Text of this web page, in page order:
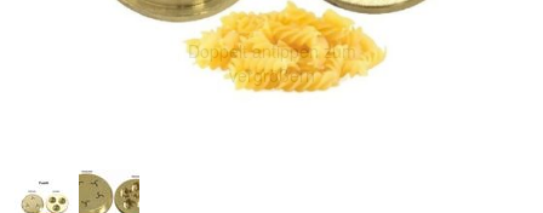
Doppelt antippen zum
vergrößern